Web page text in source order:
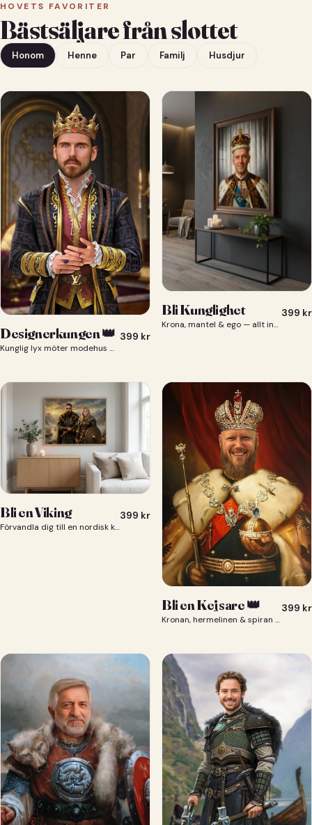
HOVETS FAVORITER
Bästsäljare från slottet
Honom Henne Par Familj Husdjur
Designerkungen 👑
Kunglig lyx möter modehus — du som designerkung 👑
399 kr
Bli Kunglighet
Krona, mantel & ego — allt ingår 👑
399 kr
Bli en Viking
Förvandla dig till en nordisk krigare i ett episkt vikingaporträtt.
399 kr
Bli en Kejsare 👑
Kronan, hermelinen & spiran — du som kejsare 👑
399 kr